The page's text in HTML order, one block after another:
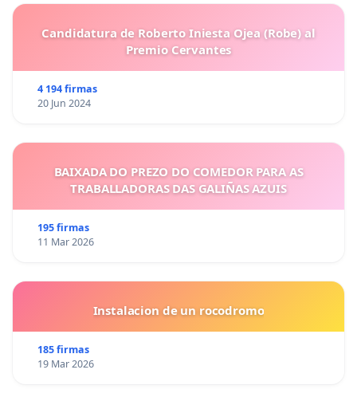
Candidatura de Roberto Iniesta Ojea (Robe) al
Premio Cervantes
4 194 firmas
20 Jun 2024
BAIXADA DO PREZO DO COMEDOR PARA AS
TRABALLADORAS DAS GALIÑAS AZUIS
195 firmas
11 Mar 2026
Instalacion de un rocodromo
185 firmas
19 Mar 2026